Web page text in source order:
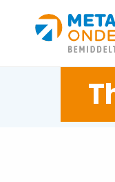
Metafoor
Onderwijs